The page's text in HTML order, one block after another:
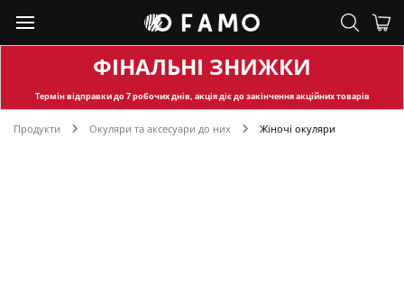
ФІНАЛЬНІ ЗНИЖКИ
Термін відправкидо 7 робочих днів, акція діє до закінчення акційних товарів
Продукти Окуляри та аксесуари до них Жіночі окуляри